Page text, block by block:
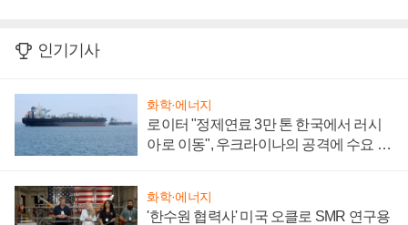
인기기사
화학·에너지
로이터 "정제연료 3만 톤 한국에서 러시
아로 이동", 우크라이나의 공격에 수요 늘
화학·에너지
'한수원 협력사' 미국 오클로 SMR 연구용